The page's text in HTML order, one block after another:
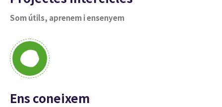
Som útils, aprenem i ensenyem
Ens coneixem